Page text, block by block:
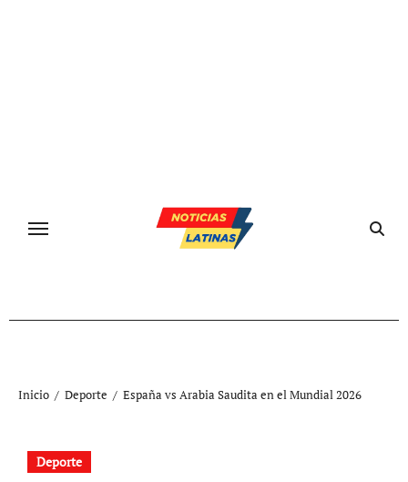
Inicio Deporte España vs Arabia Saudita en el Mundial 2026
Deporte